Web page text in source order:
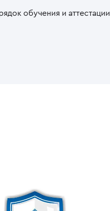
обучения и аттестации